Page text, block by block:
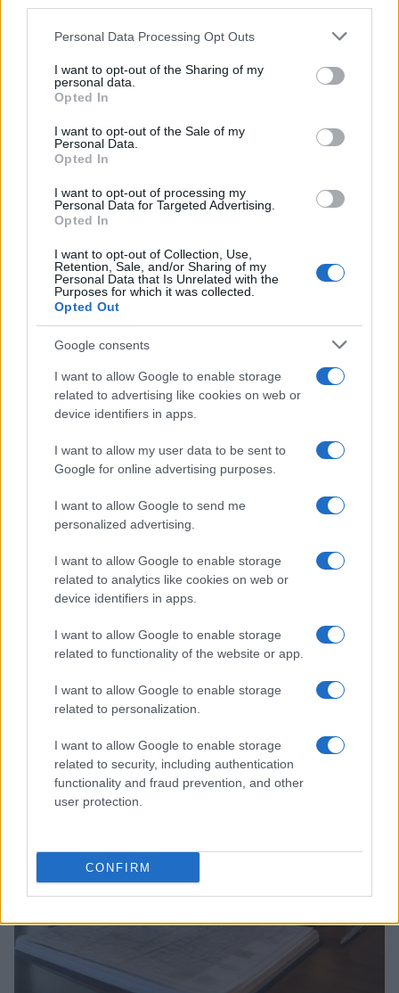
Please note that this website/app uses one or more Google
not limited to your visit or usage behaviour. You may click to
grant or deny consent to Google and its third-party tags to
use your data for below specified purposes in below Google
consent section.
Personal Data Processing Opt Outs
I want to opt-out of the Sharing of my
personal data.
Opted In
I want to opt-out of the Sale of my
Personal Data.
Opted In
I want to opt-out of processing my
Personal Data for Targeted Advertising.
Opted In
I want to opt-out of Collection, Use,
Retention, Sale, and/or Sharing of my
Personal Data that Is Unrelated with the
Purposes for which it was collected.
Opted Out
Google consents
I want to allow Google to enable storage
related to advertising like cookies on web or
device identifiers in apps.
I want to allow my user data to be sent to
Google for online advertising purposes.
I want to allow Google to send me
personalized advertising.
I want to allow Google to enable storage
related to analytics like cookies on web or
device identifiers in apps.
I want to allow Google to enable storage
related to functionality of the website or app.
I want to allow Google to enable storage
related to personalization.
I want to allow Google to enable storage
related to security, including authentication
functionality and fraud prevention, and other
user protection.
CONFIRM
Continua a leggere
Agenda 2030 per i giovani: come trasformare gli
SDGs in azioni concrete
Andrea Innocenti · 8 Ago 2026
ONU 2030
SDG2 sul territorio: come connettere agricoltori,
banchi alimentari e comunità